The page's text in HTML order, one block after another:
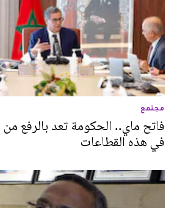
مجتمع
فاتح ماي.. الحكومة تعد بالرفع من
في هذه القطاعات